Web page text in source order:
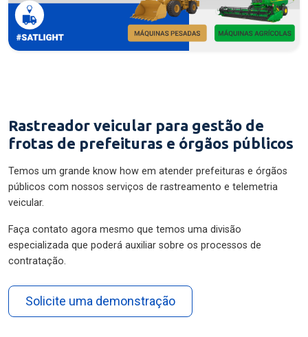
Rastreador veicular para gestão de
frotas de prefeituras e órgãos públicos
Temos um grande know how em atender prefeituras e órgãos
públicos com nossos serviços de rastreamento e telemetria
veicular.
Faça contato agora mesmo que temos uma divisão
especializada que poderá auxiliar sobre os processos de
contratação.
Solicite uma demonstração